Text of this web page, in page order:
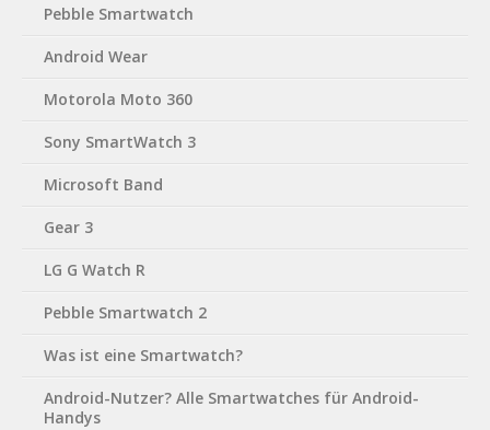
Pebble Smartwatch
Android Wear
Motorola Moto 360
Sony SmartWatch 3
Microsoft Band
Gear 3
LG G Watch R
Pebble Smartwatch 2
Was ist eine Smartwatch?
Android-Nutzer? Alle Smartwatches für Android-
Handys